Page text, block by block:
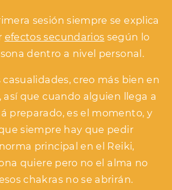
sesión siempre se explica
efectos secundarios según lo
dentro a nivel personal.
casualidades, creo más bien en
, así que cuando alguien llega a
preparado, es el momento, y
siempre hay que pedir
principal en el Reiki,
quiere pero no el alma no
chakras no se abrirán.